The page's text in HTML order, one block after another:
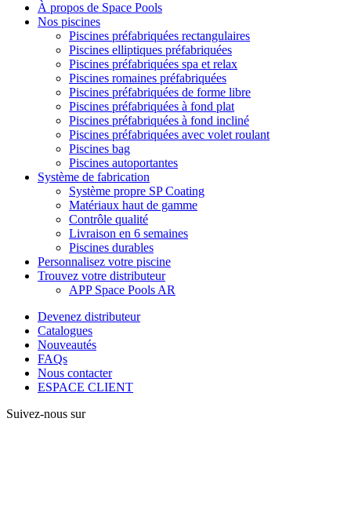
À propos de Space Pools
Nos piscines
Piscines préfabriquées rectangulaires
Piscines elliptiques préfabriquées
Piscines préfabriquées spa et relax
Piscines romaines préfabriquées
Piscines préfabriquées de forme libre
Piscines préfabriquées à fond plat
Piscines préfabriquées à fond incliné
Piscines préfabriquées avec volet roulant
Piscines bag
Piscines autoportantes
Système de fabrication
Système propre SP Coating
Matériaux haut de gamme
Contrôle qualité
Livraison en 6 semaines
Piscines durables
Personnalisez votre piscine
Trouvez votre distributeur
APP Space Pools AR
Devenez distributeur
Catalogues
Nouveautés
FAQs
Nous contacter
ESPACE CLIENT
Suivez-nous sur